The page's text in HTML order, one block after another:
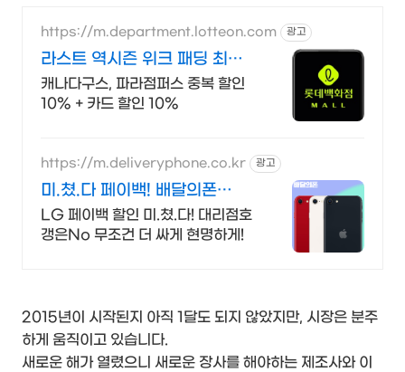
https://m.department.lotteon.com 광고
라스트 역시즌 위크 패딩 최대
74% 할인
캐나다구스, 파라점퍼스 중복 할인
10% + 카드 할인 10%
https://m.deliveryphone.co.kr 광고
미.쳤.다 페이백! 배달의폰
Secret 비밀지원금!
LG 페이백 할인 미.쳤.다! 대리점호
갱은No 무조건 더 싸게 현명하게!
2015년이 시작된지 아직 1달도 되지 않았지만, 시장은 분주
하게 움직이고 있습니다.
새로운 해가 열렸으니 새로운 장사를 해야하는 제조사와 이